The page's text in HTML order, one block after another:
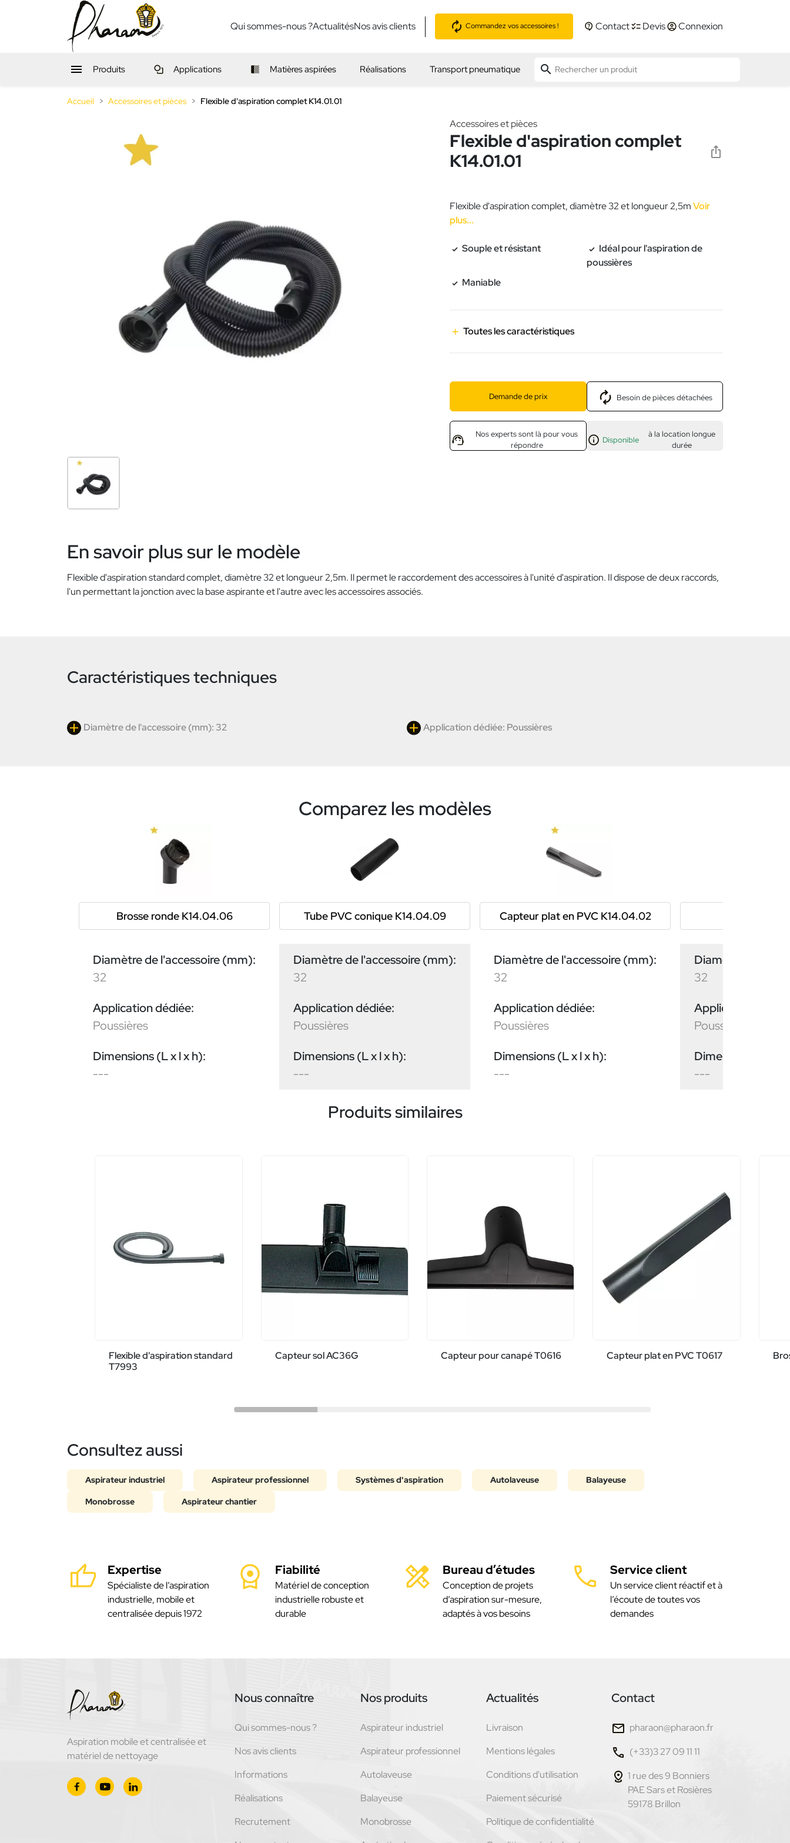
Qui sommes-nous ?ActualitésNos avis clients Commandez vos accessoires ! Contact Devis Connexion
 Produits Applications Matières aspirées Réalisations Transport pneumatique search
Accueil Accessoires et pièces Flexible d'aspiration complet K14.01.01
Accessoires et pièces
Flexible d'aspiration complet
K14.01.01
Flexible d'aspiration complet, diamètre 32 et longueur 2,5mVoir
plus...
Souple et résistant
Idéal pour l'aspiration de
poussières
Maniable
Toutes les caractéristiques
Demande de prix Besoin de pièces détachées
Nos experts sont là pour vous
répondre
Disponible
à la location longue
durée
En savoir plus sur le modèle
Flexible d'aspiration standard complet, diamètre 32 et longueur 2,5m. Il permet le raccordement des accessoires à l'unité d'aspiration. Il dispose de deux raccords,
l'un permettant la jonction avec la base aspirante et l'autre avec les accessoires associés.
Caractéristiques techniques
Diamètre de l'accessoire (mm): 32 Application dédiée: Poussières
Comparez les modèles
Brosse ronde K14.04.06
Diamètre de l'accessoire (mm):
32
Application dédiée:
Poussières
Dimensions (L x l x h):
---
Tube PVC conique K14.04.09
Diamètre de l'accessoire (mm):
32
Application dédiée:
Poussières
Dimensions (L x l x h):
---
Capteur plat en PVC K14.04.02
Diamètre de l'accessoire (mm):
32
Application dédiée:
Poussières
Dimensions (L x l x h):
---
Diamètre de
32
Application
Poussières
Dimensions (L x l
---
Produits similaires
Flexible d'aspiration standard
T7993
Capteur sol AC36G Capteur pour canapé T0616 Capteur plat en PVC T0617
Consultez aussi
Aspirateur industriel Aspirateur professionnel Systèmes d'aspiration Autolaveuse Balayeuse
Monobrosse Aspirateur chantier
Expertise
Spécialiste de l’aspiration
industrielle, mobile et
centralisée depuis 1972
Fiabilité
Matériel de conception
industrielle robuste et
durable
Bureau d’études
Conception de projets
d’aspiration sur-mesure,
adaptés à vos besoins
Service client
Un service client réactif et à
l’écoute de toutes vos
demandes
Aspiration mobile et centralisée et
matériel de nettoyage
Nous connaître
Qui sommes-nous ?
Nos avis clients
Informations
Réalisations
Recrutement
Nos produits
Aspirateur industriel
Aspirateur professionnel
Autolaveuse
Balayeuse
Monobrosse
Actualités
Livraison
Mentions légales
Conditions d'utilisation
Paiement sécurisé
Politique de confidentialité
Contact
pharaon@pharaon.fr
(+33)3 27 09 11 11
1 rue des 9 Bonniers
PAE Sars et Rosières
59178 Brillon